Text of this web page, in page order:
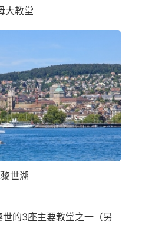
大教堂
世湖
的3座主要教堂之一（另